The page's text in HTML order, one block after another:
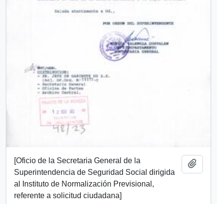
[Oficio de la Secretaria General de la
Superintendencia de Seguridad Social dirigida
al Instituto de Normalización Previsional,
referente a solicitud ciudadana]